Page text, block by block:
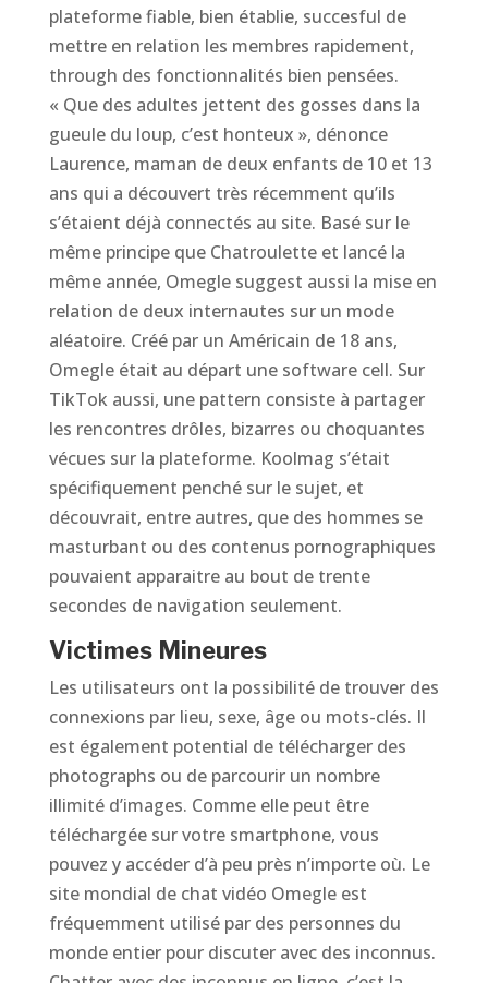
plateforme fiable, bien établie, succesful de
mettre en relation les membres rapidement,
through des fonctionnalités bien pensées.
« Que des adultes jettent des gosses dans la
gueule du loup, c’est honteux », dénonce
Laurence, maman de deux enfants de 10 et 13
ans qui a découvert très récemment qu’ils
s’étaient déjà connectés au site. Basé sur le
même principe que Chatroulette et lancé la
même année, Omegle suggest aussi la mise en
relation de deux internautes sur un mode
aléatoire. Créé par un Américain de 18 ans,
Omegle était au départ une software cell. Sur
TikTok aussi, une pattern consiste à partager
les rencontres drôles, bizarres ou choquantes
vécues sur la plateforme. Koolmag s’était
spécifiquement penché sur le sujet, et
découvrait, entre autres, que des hommes se
masturbant ou des contenus pornographiques
pouvaient apparaitre au bout de trente
secondes de navigation seulement.
Victimes Mineures
Les utilisateurs ont la possibilité de trouver des
connexions par lieu, sexe, âge ou mots-clés. Il
est également potential de télécharger des
photographs ou de parcourir un nombre
illimité d’images. Comme elle peut être
téléchargée sur votre smartphone, vous
pouvez y accéder d’à peu près n’importe où. Le
site mondial de chat vidéo Omegle est
fréquemment utilisé par des personnes du
monde entier pour discuter avec des inconnus.